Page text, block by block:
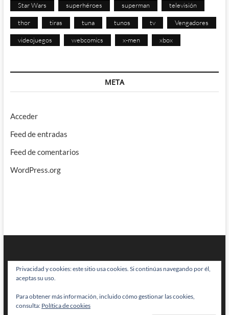
Star Wars superhéroes superman televisión
thor tiras tuna tunos tv Vengadores
videojuegos webcomics x-men xbox
META
Acceder
Feed de entradas
Feed de comentarios
WordPress.org
BRAINSTOMPING| Diseñado por:Theme Freesia|WordPress| © Todos
los derechos reservados
Privacidad y cookies: este sitio usa cookies. Si continúas navegando por él,
aceptas su uso.
Para obtener más información, incluido cómo gestionar las cookies,
consulta: Política de cookies